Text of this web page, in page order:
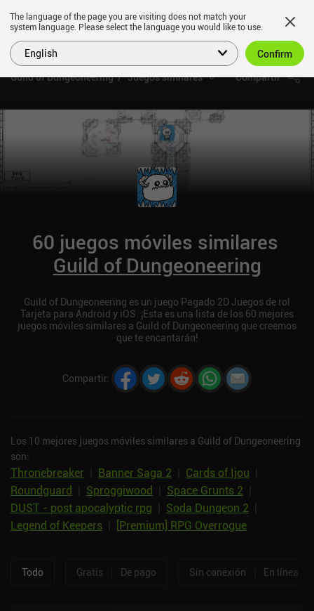
Guild of Dungeoneering Juegos similares Compartir
60 juegos móviles similares
Guild of Dungeoneering
Guild of Dungeoneering es un juego Pagado 2D Juegos de rol
Tarjeta para Android y iOS. ¡Esta es una lista de los 60 mejores
juegos móviles similares a Guild of Dungeoneering que creemos
que te encantarán!
Compartir:
Los 10 mejores juegos móviles similares a Guild of Dungeoneering
son:
Thronebreaker Banner Saga 2 Cards of Ijou
Roundguard
Sproggiwood Space Grunts 2
DUST - post apocalyptic rpg
Soda Dungeon 2
Legend of Keepers
[Premium] RPG Overrogue
Todo Gratis De pago Sin conexión En línea
The language of the page you are visiting does not match your
system language. Please select the language you would like to use.
English Confirm